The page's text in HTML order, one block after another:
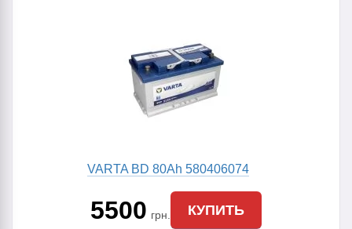
VARTA BD 80Ah 580406074
5500 грн. КУПИТЬ